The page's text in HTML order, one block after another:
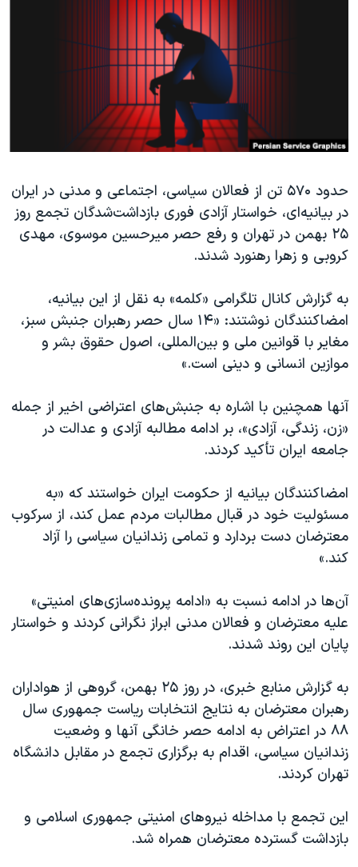
حقوق شهروندی
اسرائیل در جنگ
آرشیو پخش زنده
انتخابات ریاست جمهوری آمریکا ۲۰۲۴
حمله جمهوری اسلامی به اسرائیل
ورزش زنان در ایران
مجموعه مستندهای دادخواهی
تریبونال مردمی آبان ۹۸
دادگاه حمید نوری
قانون شفافیت دارائی کادر رهبری ایران
اعتراضات مردمی آبان ۹۸
اسرائیل در جنگ
همایش محافظه‌کاران آمریکا «سی‌پک»
صفحه‌های ویژه
زبانهای مختلف
حدود ۵۷۰ تن از فعالان سیاسی، اجتماعی و مدنی در ایران
در بیانیه‌ای، خواستار آزادی فوری بازداشت‌شدگان تجمع روز
۲۵ بهمن در تهران و رفع حصر میرحسین موسوی، مهدی
کروبی و زهرا رهنورد شدند.
به گزارش کانال تلگرامی «کلمه» به نقل از این بیانیه،
امضاکنندگان نوشتند: «۱۴ سال حصر رهبران جنبش سبز،
مغایر با قوانین ملی و بین‌المللی، اصول حقوق بشر و
موازین انسانی و دینی است.»
آنها همچنین با اشاره به جنبش‌های اعتراضی اخیر از جمله
«زن، زندگی، آزادی»، بر ادامه مطالبه آزادی و عدالت در
جامعه ایران تأکید کردند.
امضاکنندگان بیانیه از حکومت ایران خواستند که «به
مسئولیت خود در قبال مطالبات مردم عمل کند، از سرکوب
معترضان دست بردارد و تمامی زندانیان سیاسی را آزاد
کند.»
آن‌ها در ادامه نسبت به «ادامه پرونده‌سازی‌های امنیتی»
علیه معترضان و فعالان مدنی ابراز نگرانی کردند و خواستار
پایان این روند شدند.
به گزارش منابع خبری، در روز ۲۵ بهمن، گروهی از هواداران
رهبران معترضان به نتایج انتخابات ریاست جمهوری سال
۸۸ در اعتراض به ادامه حصر خانگی آنها و وضعیت
زندانیان سیاسی، اقدام به برگزاری تجمع در مقابل دانشگاه
تهران کردند.
این تجمع با مداخله نیروهای امنیتی جمهوری اسلامی و
بازداشت گسترده معترضان همراه شد.